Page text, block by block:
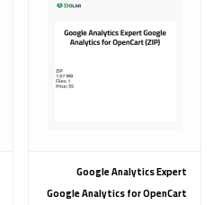
Google Analytics Expert
Google Analytics for OpenCart